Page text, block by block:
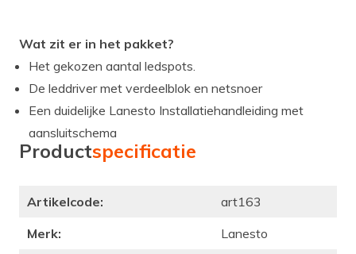
Wat zit er in het pakket?
Het gekozen aantal ledspots.
De leddriver met verdeelblok en netsnoer
Een duidelijke Lanesto Installatiehandleiding met
aansluitschema
Productspecificatie
Artikelcode:
art163
Merk:
Lanesto